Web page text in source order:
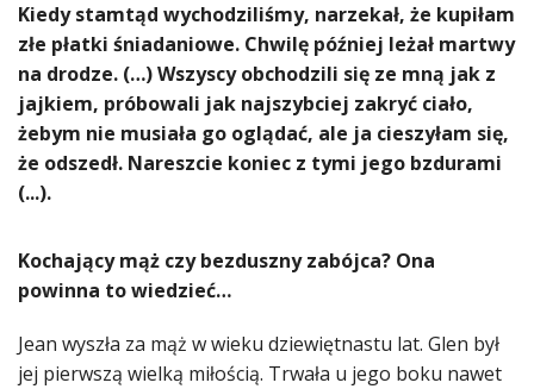
Kiedy stamtąd wychodziliśmy, narzekał, że kupiłam
złe płatki śniadaniowe. Chwilę później leżał martwy
na drodze. (…) Wszyscy obchodzili się ze mną jak z
jajkiem, próbowali jak najszybciej zakryć ciało,
żebym nie musiała go oglądać, ale ja cieszyłam się,
że odszedł. Nareszcie koniec z tymi jego bzdurami
(...).
Kochający mąż czy bezduszny zabójca? Ona
powinna to wiedzieć…
Jean wyszła za mąż w wieku dziewiętnastu lat. Glen był
jej pierwszą wielką miłością. Trwała u jego boku nawet